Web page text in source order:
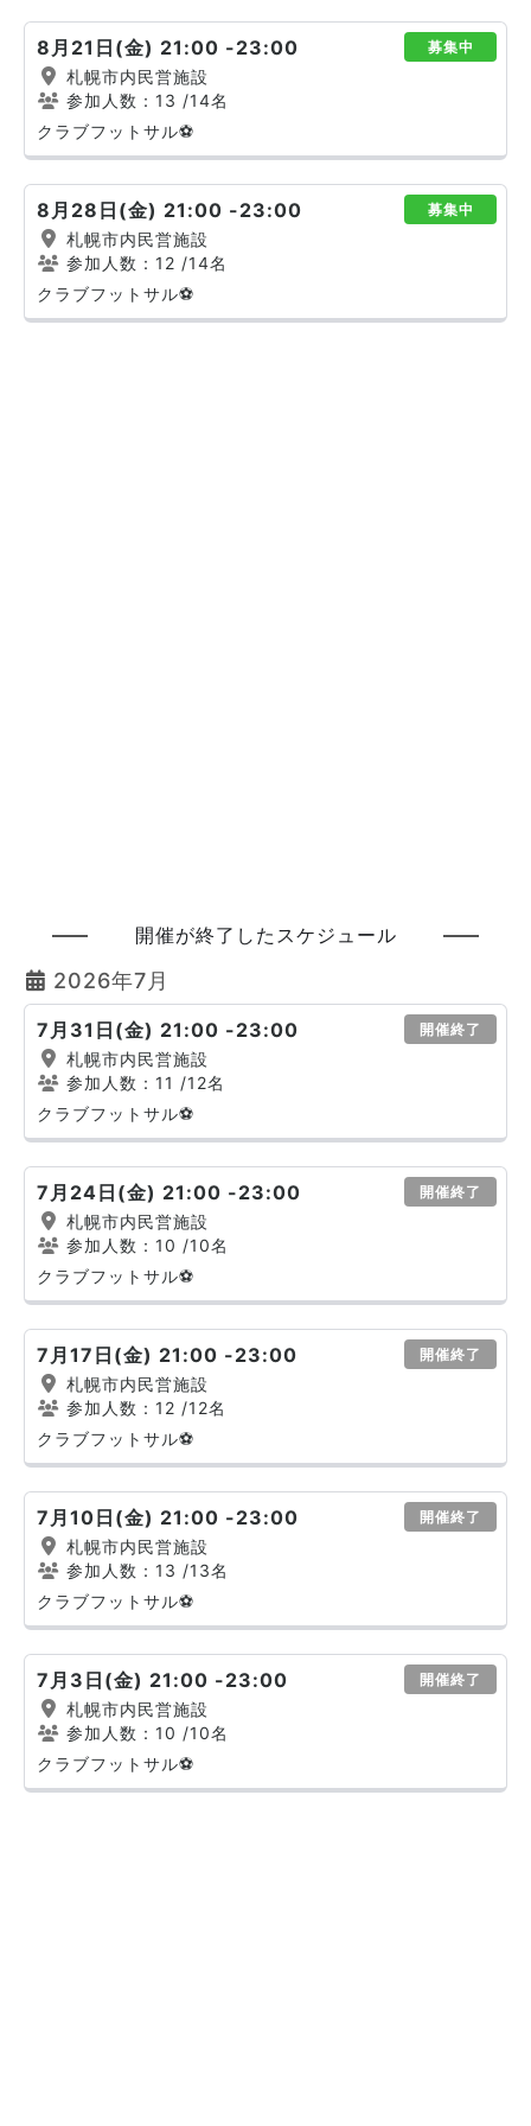
8月21日(金) 21:00 -23:00 募集中
札幌市内民営施設
参加人数：13 /14名
クラブフットサル⚽
8月28日(金) 21:00 -23:00 募集中
札幌市内民営施設
参加人数：12 /14名
クラブフットサル⚽
開催が終了したスケジュール
2026年7月
7月31日(金) 21:00 -23:00 開催終了
札幌市内民営施設
参加人数：11 /12名
クラブフットサル⚽
7月24日(金) 21:00 -23:00 開催終了
札幌市内民営施設
参加人数：10 /10名
クラブフットサル⚽
7月17日(金) 21:00 -23:00 開催終了
札幌市内民営施設
参加人数：12 /12名
クラブフットサル⚽
7月10日(金) 21:00 -23:00 開催終了
札幌市内民営施設
参加人数：13 /13名
クラブフットサル⚽
7月3日(金) 21:00 -23:00 開催終了
札幌市内民営施設
参加人数：10 /10名
クラブフットサル⚽